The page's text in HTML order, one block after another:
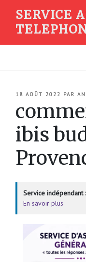
contenu
SERVICE
PUBLIÉ
18 AOÛT 2022 PAR
ibis
Service indépendant :
En savoir plus